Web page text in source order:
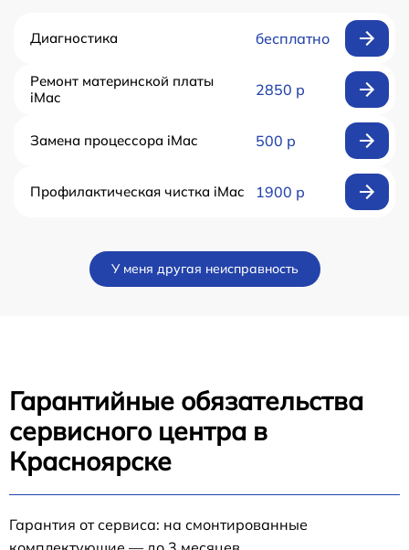
Диагностика бесплатно
Ремонт материнской платы
iMac
2850 р
Замена процессора iMac 500 р
Профилактическая чистка iMac 1900 р
У меня другая неисправность
Гарантийные обязательства
сервисного центра в
Красноярске
Гарантия от сервиса: на смонтированные